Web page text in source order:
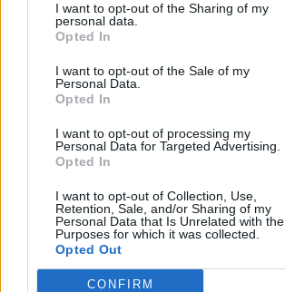
I want to opt-out of the Sharing of my
personal data.
Opted In
I want to opt-out of the Sale of my
Personal Data.
Opted In
I want to opt-out of processing my
Personal Data for Targeted Advertising.
Opted In
I want to opt-out of Collection, Use,
Retention, Sale, and/or Sharing of my
Personal Data that Is Unrelated with the
Purposes for which it was collected.
Opted Out
CONFIRM
Rask har dratt på
seilskole